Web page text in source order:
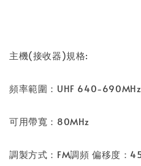
主機(接收器)規格:
頻率範圍：UHF 640-690MHz
可用帶寬：80MHz
調製方式：FM調頻 偏移度：